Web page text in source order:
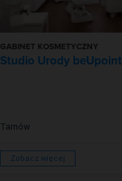
GABINET KOSMETYCZNY
Studio Urody beUpoint
Tarnów
Zobacz więcej